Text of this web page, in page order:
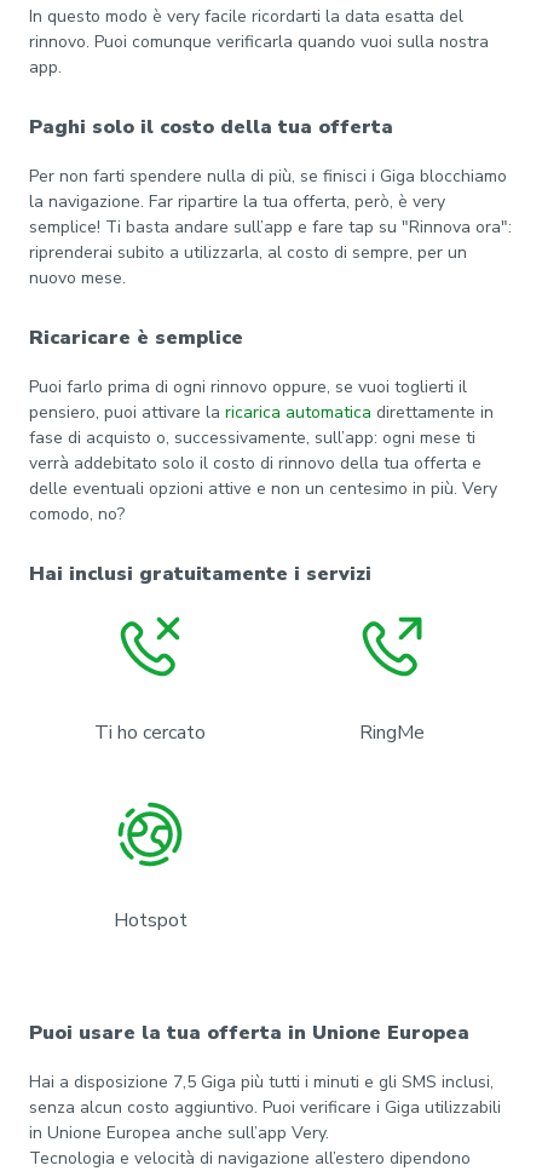
In questo modo è very facile ricordarti la data esatta del
rinnovo. Puoi comunque verificarla quando vuoi sulla nostra
app.
Paghi solo il costo della tua offerta
Per non farti spendere nulla di più, se finisci i Giga blocchiamo
la navigazione. Far ripartire la tua offerta, però, è very
semplice! Ti basta andare sull’app e fare tap su "Rinnova ora":
riprenderai subito a utilizzarla, al costo di sempre, per un
nuovo mese.
Ricaricare è semplice
Puoi farlo prima di ogni rinnovo oppure, se vuoi toglierti il
pensiero, puoi attivare la ricarica automatica direttamente in
fase di acquisto o, successivamente, sull’app: ogni mese ti
verrà addebitato solo il costo di rinnovo della tua offerta e
delle eventuali opzioni attive e non un centesimo in più. Very
comodo, no?
Hai inclusi gratuitamente i servizi
Ti ho cercato RingMe
Hotspot
Puoi usare la tua offerta in Unione Europea
Hai a disposizione 7,5 Giga più tutti i minuti e gli SMS inclusi,
senza alcun costo aggiuntivo. Puoi verificare i Giga utilizzabili
in Unione Europea anche sull’app Very.
Tecnologia e velocità di navigazione all’estero dipendono